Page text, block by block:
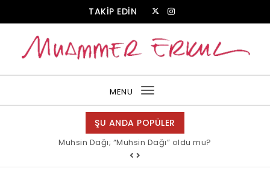
TAKİP EDİN
MENU
Toggle
navigation
ŞU ANDA POPÜLER
Muhsin Dağı; “Muhsin Dağı” oldu mu?